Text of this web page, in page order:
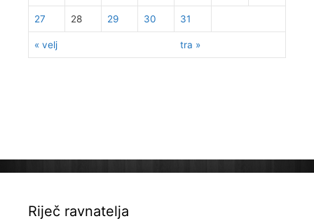
« velj tra »
27 28 29 30 31
Riječ ravnatelja